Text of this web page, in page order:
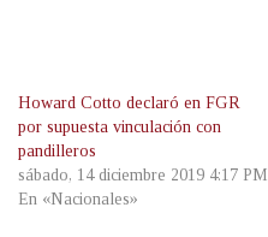
Howard Cotto declaró en FGR
por supuesta vinculación con
pandilleros
sábado, 14 diciembre 2019 4:17 PM
En «Nacionales»